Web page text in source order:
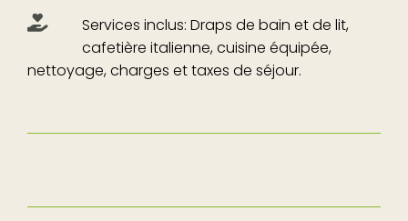
Services inclus: Draps de bain et de lit,
cafetière italienne, cuisine équipée,
nettoyage, charges et taxes de séjour.